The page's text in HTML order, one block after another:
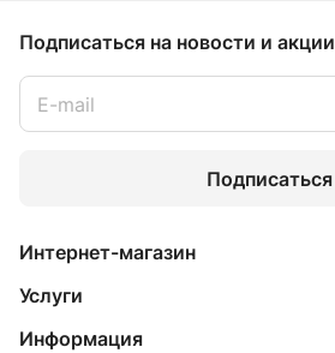
Подписаться на новости и акции
Подписаться
Интернет-магазин
Услуги
Информация